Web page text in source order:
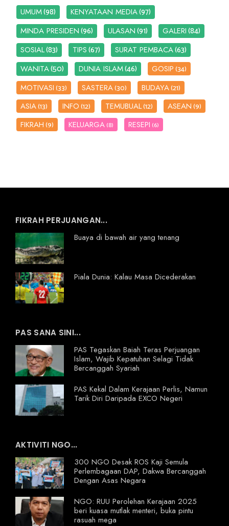
UMUM(98) KENYATAAN MEDIA(97)
MINDA PRESIDEN(96) ULASAN(91) GALERI(84)
SOSIAL(83) TIPS(67) SURAT PEMBACA(63)
WANITA(50) DUNIA ISLAM(46) GOSIP(34)
MOTIVASI(33) SASTERA(30) BUDAYA(21)
ASIA(13) INFO(12) TEMUBUAL(12) ASEAN(9)
FIKRAH(9) KELUARGA (8) RESEPI (6)
FIKRAH PERJUANGAN...
Buaya di bawah air yang tenang
Piala Dunia: Kalau Masa Dicederakan
PAS SANA SINI...
PAS Tegaskan Baiah Teras Perjuangan
Islam, Wajib Kepatuhan Selagi Tidak
Bercanggah Syariah
PAS Kekal Dalam Kerajaan Perlis, Namun
Tarik Diri Daripada EXCO Negeri
AKTIVITI NGO...
300 NGO Desak ROS Kaji Semula
Perlembagaan DAP, Dakwa Bercanggah
Dengan Asas Negara
NGO: RUU Perolehan Kerajaan 2025
beri kuasa mutlak menteri, buka pintu
rasuah mega